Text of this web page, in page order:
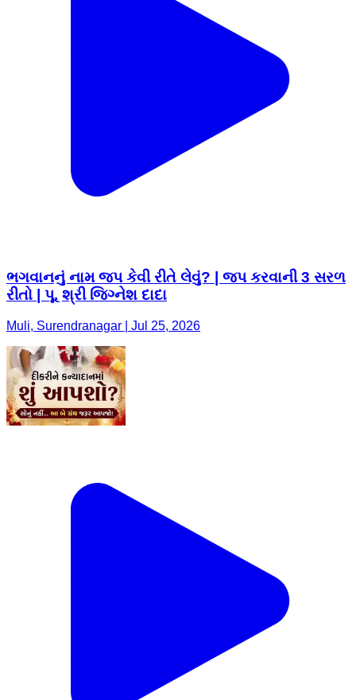
ભગવાનનું નામ જપ કેવી રીતે લેવું? | જપ કરવાની 3 સરળ
રીતો | પૂ. શ્રી જિગ્નેશ દાદા
Muli, Surendranagar | Jul 25, 2026